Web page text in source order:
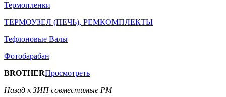
Термопленки
ТЕРМОУЗЕЛ (ПЕЧЬ), РЕМКОМПЛЕКТЫ
Тефлоновые Валы
Фотобарабан
BROTHERПросмотреть
Назад к ЗИП совместимые РМ